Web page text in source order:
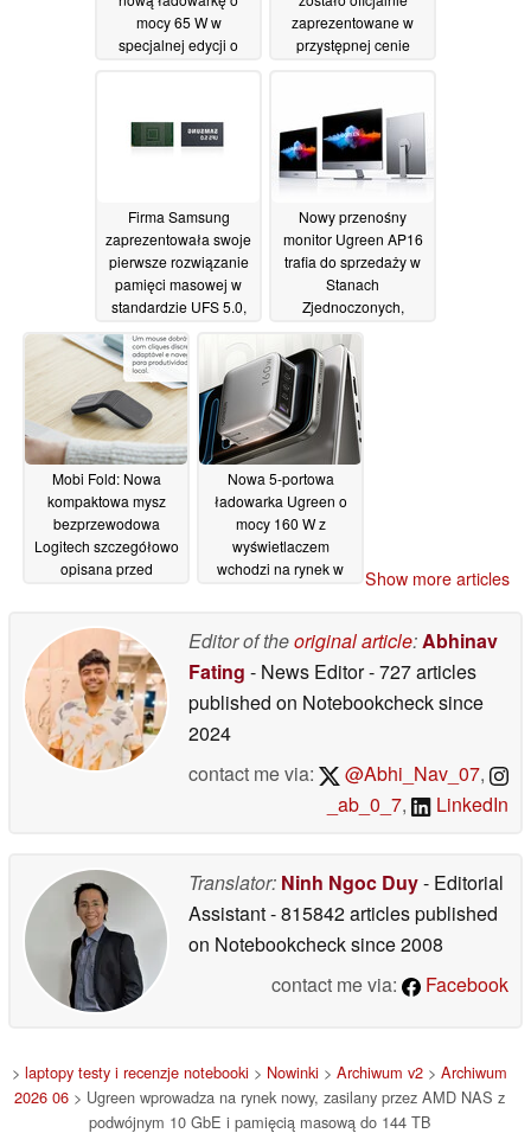
mocy 65 W w
specjalnej edycji o
zaprezentowane w
przystępnej cenie
Firma Samsung
zaprezentowała swoje
pierwsze rozwiązanie
pamięci masowej w
standardzie UFS 5.0,
zadebiutować w
modelu Galaxy S27
23/06/2026
Nowy przenośny
monitor Ugreen AP16
trafia do sprzedaży w
Stanach
Zjednoczonych,
wyposażony w jasny
wyświetlacz 2,5K o
częstotliwości
odświeżania 165 Hz
oraz podstawkę
magnetyczną
Mobi Fold: Nowa
kompaktowa mysz
bezprzewodowa
Logitech szczegółowo
opisana przed
2026 r
09/06/2026
Nowa 5-portowa
ładowarka Ugreen o
mocy 160 W z
wyświetlaczem
wchodzi na rynek w
Show more articles
Editor of theoriginal article:Abhinav
Fating - News Editor- 727 articles
published on Notebookchecksince
2024
contact me via:
@Abhi_Nav_07,
_ab_0_7, LinkedIn
Translator: Ninh Ngoc Duy- Editorial
Assistant- 815842 articles published
on Notebookchecksince 2008
contact me via:
Facebook
> laptopy testy i recenzje notebooki > Nowinki > Archiwum v2 > Archiwum
2026 06 > Ugreen wprowadza na rynek nowy, zasilany przez AMD NAS z
podwójnym 10 GbE i pamięcią masową do 144 TB